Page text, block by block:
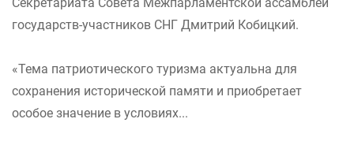
Секретариата Совета Межпарламентской ассамблеи
государств-участников СНГ Дмитрий Кобицкий.
«Тема патриотического туризма актуальна для
сохранения исторической памяти и приобретает
особое значение в условиях...